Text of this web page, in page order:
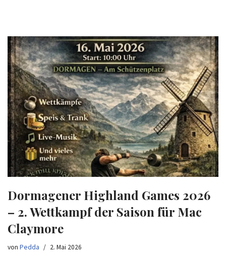
Dormagener Highland Games 2026
– 2. Wettkampf der Saison für Mac
Claymore
von Pedda 2. Mai 2026